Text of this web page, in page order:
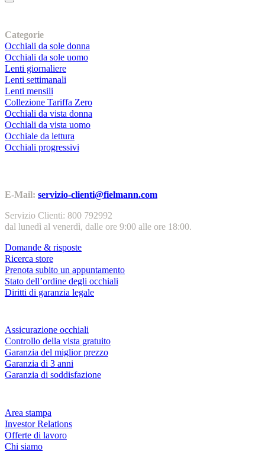
Categorie
Occhiali da sole donna
Occhiali da sole uomo
Lenti giornaliere
Lenti settimanali
Lenti mensili
Collezione Tariffa Zero
Occhiali da vista donna
Occhiali da vista uomo
Occhiale da lettura
Occhiali progressivi
E-Mail: servizio-clienti@fielmann.com
Servizio Clienti: 800 792992
dal lunedì al venerdì, dalle ore 9:00 alle ore 18:00.
Domande & risposte
Ricerca store
Prenota subito un appuntamento
Stato dell’ordine degli occhiali
Diritti di garanzia legale
Assicurazione occhiali
Controllo della vista gratuito
Garanzia del miglior prezzo
Garanzia di 3 anni
Garanzia di soddisfazione
Area stampa
Investor Relations
Offerte di lavoro
Chi siamo